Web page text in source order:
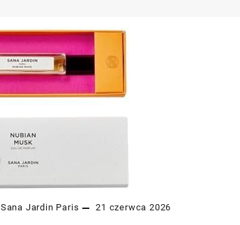
Sana Jardin Paris 21 czerwca 2026